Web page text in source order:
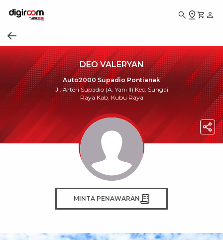
DEO VALERYAN
Auto2000 Supadio Pontianak
Jl. Arteri Supadio (A. Yani II) Kec. Sungai
Raya Kab. Kubu Raya
MINTA PENAWARAN